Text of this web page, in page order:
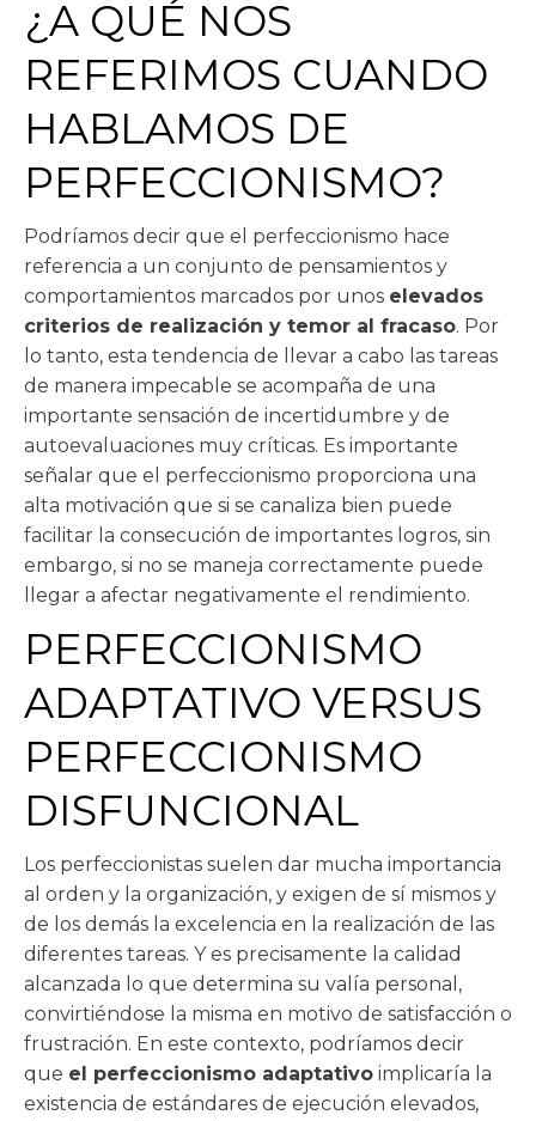
¿A QUÉ NOS
REFERIMOS CUANDO
HABLAMOS DE
PERFECCIONISMO?
Podríamos decir que el perfeccionismo hace
referencia a un conjunto de pensamientos y
comportamientos marcados por unos elevados
criterios de realización y temor al fracaso. Por
lo tanto, esta tendencia de llevar a cabo las tareas
de manera impecable se acompaña de una
importante sensación de incertidumbre y de
autoevaluaciones muy críticas. Es importante
señalar que el perfeccionismo proporciona una
alta motivación que si se canaliza bien puede
facilitar la consecución de importantes logros, sin
embargo, si no se maneja correctamente puede
llegar a afectar negativamente el rendimiento.
PERFECCIONISMO
ADAPTATIVO VERSUS
PERFECCIONISMO
DISFUNCIONAL
Los perfeccionistas suelen dar mucha importancia
al orden y la organización, y exigen de sí mismos y
de los demás la excelencia en la realización de las
diferentes tareas. Y es precisamente la calidad
alcanzada lo que determina su valía personal,
convirtiéndose la misma en motivo de satisfacción o
frustración. En este contexto, podríamos decir
que el perfeccionismo adaptativo implicaría la
existencia de estándares de ejecución elevados,